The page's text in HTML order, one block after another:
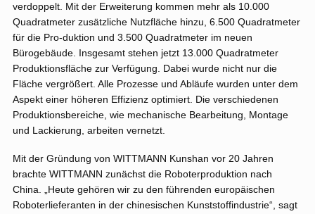
verdoppelt. Mit der Erweiterung kommen mehr als 10.000
Quadratmeter zusätzliche Nutzfläche hinzu, 6.500 Quadratmeter
für die Pro-duktion und 3.500 Quadratmeter im neuen
Bürogebäude. Insgesamt stehen jetzt 13.000 Quadratmeter
Produktionsfläche zur Verfügung. Dabei wurde nicht nur die
Fläche vergrößert. Alle Prozesse und Abläufe wurden unter dem
Aspekt einer höheren Effizienz optimiert. Die verschiedenen
Produktionsbereiche, wie mechanische Bearbeitung, Montage
und Lackierung, arbeiten vernetzt.
Mit der Gründung von WITTMANN Kunshan vor 20 Jahren
brachte WITTMANN zunächst die Roboterproduktion nach
China. „Heute gehören wir zu den führenden europäischen
Roboterlieferanten in der chinesischen Kunststoffindustrie“, sagt